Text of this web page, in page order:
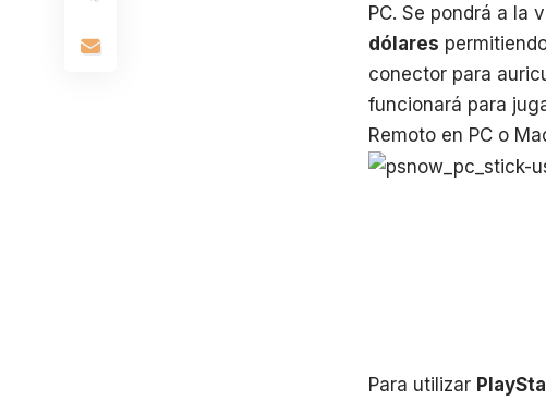
PC. Se pondrá a la
dólares
conector para
funcionará para
Remoto en PC o
Para utilizar